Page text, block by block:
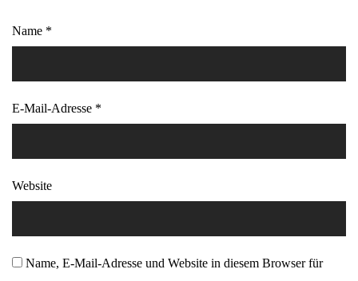
Name *
E-Mail-Adresse *
Website
Name, E-Mail-Adresse und Website in diesem Browser für